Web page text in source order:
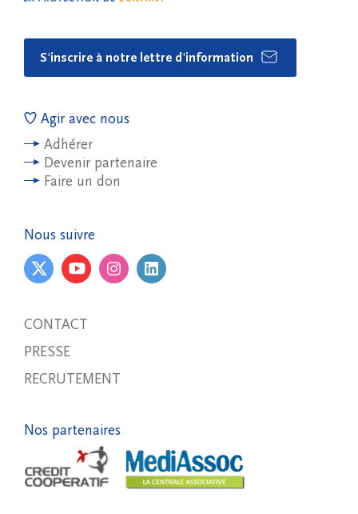
S'inscrire à notre lettre d'information
Agir avec nous
Adhérer
Devenir partenaire
Faire un don
Nous suivre
CONTACT
PRESSE
RECRUTEMENT
Nos partenaires